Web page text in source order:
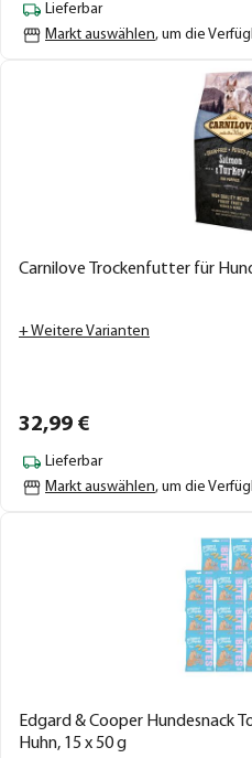
Lieferbar
Markt auswählen, um die
Carnilove Trockenfutter für
+ Weitere Varianten
32,99 €
Lieferbar
Markt auswählen, um die
Edgard & Cooper Hundesnack
Huhn, 15 x 50 g